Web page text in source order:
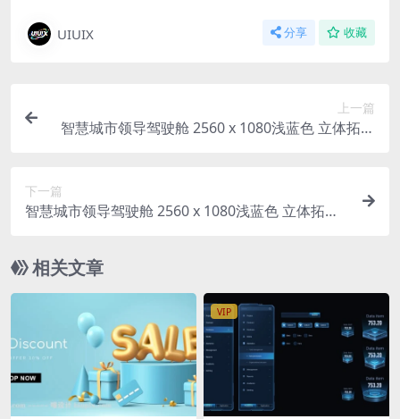
UIUIX 分享 收藏
上一篇
智慧城市领导驾驶舱 2560 x 1080浅蓝色 立体拓扑
下一篇
智慧城市领导驾驶舱 2560 x 1080浅蓝色 立体拓扑
相关文章
VIP